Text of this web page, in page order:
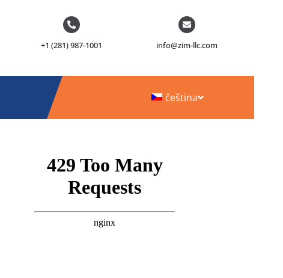
+1 (281) 987-1001 info@zim-llc.com
čeština